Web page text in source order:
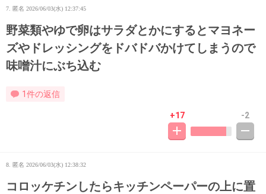
7. 匿名 2026/06/03(水) 12:37:45
野菜類やゆで卵はサラダとかにするとマヨネー
ズやドレッシングをドバドバかけてしまうので
味噌汁にぶち込む
1件の返信
+17 -2
8. 匿名 2026/06/03(水) 12:38:32
コロッケチンしたらキッチンペーパーの上に置